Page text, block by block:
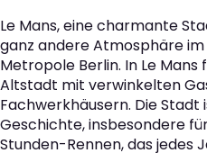
Le Mans, eine charmante
ganz andere Atmosphäre
Metropole Berlin. In Le
Altstadt mit verwinkelten
Fachwerkhäusern. Die
Geschichte, insbesondere
Stunden-Rennen, das jedes